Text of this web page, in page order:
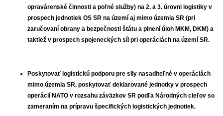
opravárenské činnosti a poľné služby) na 2. a 3. úrovni logistiky v
prospech jednotiek OS SR na území aj mimo územia SR (pri
zaručovaní obrany a bezpečnosti štátu a plnení úloh MKM, DKM) a
taktiež v prospech spojeneckých síl pri operáciách na území SR.
Poskytovať logistickú podporu pre sily nasaditeľné v operáciách
mimo územia SR, poskytovať deklarované jednotky v prospech
operácií NATO v rozsahu záväzkov SR podľa Národných cieľov so
zameraním na prípravu špecifických logistických jednotiek.